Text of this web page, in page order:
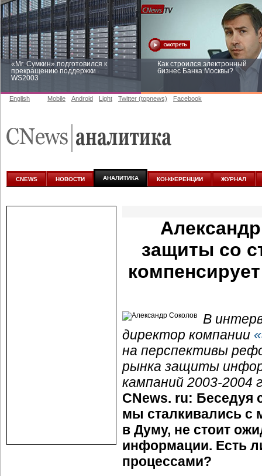
«Mr. Сумкин» подготовился к
прекращению поддержки
WS2003
Как строился электронный
бизнес Банка Москвы?
аналитике
English Mobile Android Light Twitter (topnews) Facebook
CNEWS НОВОСТИ АНАЛИТИКА КОНФЕРЕНЦИИ ЖУРНАЛ
защиты со
В
директор компании
на перспективы
рынка защиты
кампаний 2003-2004
CNews. ru: Беседуя
мы сталкивались с
в Думу, не стоит
информации. Есть
процессами?